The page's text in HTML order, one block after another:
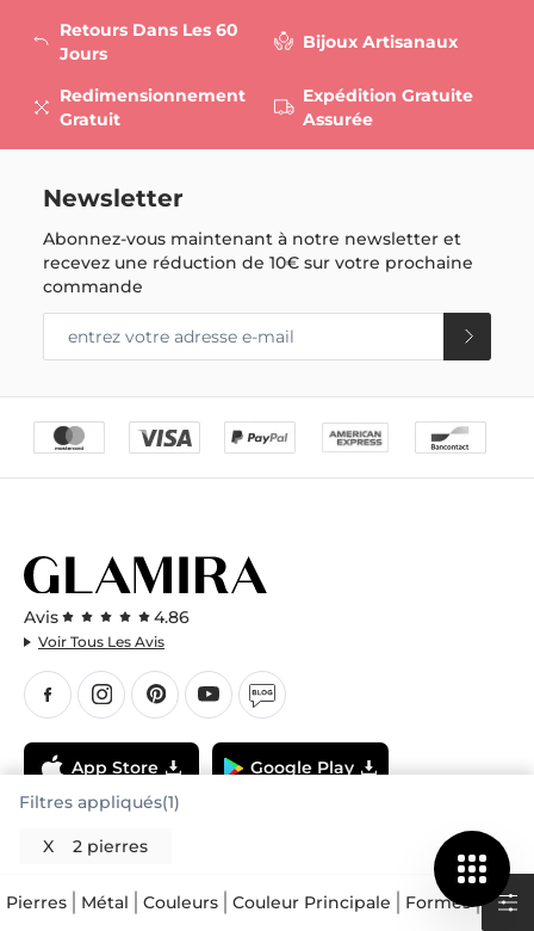
Filtres appliqués(1)
X 2 pierres
Pierres Métal Couleurs Couleur Principale Formes
Retours Dans Les 60
Jours
Redimensionnement
Gratuit
Bijoux Artisanaux
Expédition Gratuite
Assurée
Newsletter
Abonnez-vous maintenant à notre newsletter et
recevez une réduction de10€sur votre prochaine
commande
Avis 4.86
Voir Tous Les Avis
App Store Google Play